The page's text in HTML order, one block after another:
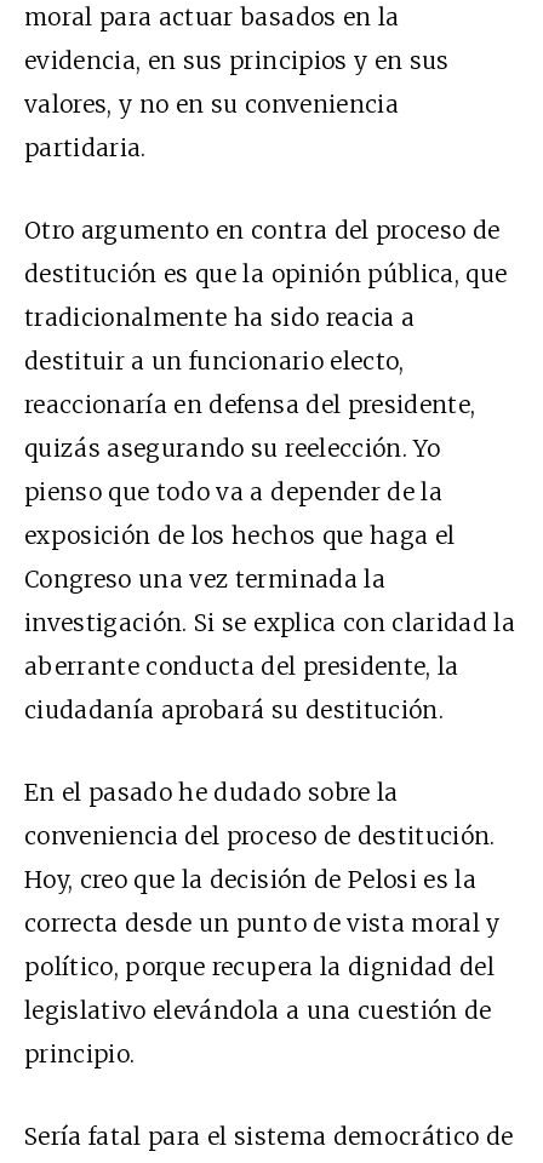
moral para actuar basados en la
evidencia, en sus principios y en sus
valores, y no en su conveniencia
partidaria.
Otro argumento en contra del proceso de
destitución es que la opinión pública, que
tradicionalmente ha sido reacia a
destituir a un funcionario electo,
reaccionaría en defensa del presidente,
quizás asegurando su reelección. Yo
pienso que todo va a depender de la
exposición de los hechos que haga el
Congreso una vez terminada la
investigación. Si se explica con claridad la
aberrante conducta del presidente, la
ciudadanía aprobará su destitución.
En el pasado he dudado sobre la
conveniencia del proceso de destitución.
Hoy, creo que la decisión de Pelosi es la
correcta desde un punto de vista moral y
político, porque recupera la dignidad del
legislativo elevándola a una cuestión de
principio.
Sería fatal para el sistema democrático de